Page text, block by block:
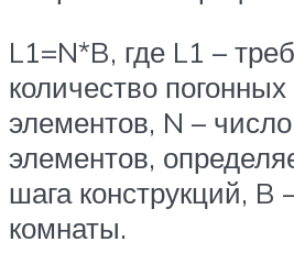
L1=N*B, где L1 –
количество
элементов, N –
элементов,
шага конструкций, B
комнаты.